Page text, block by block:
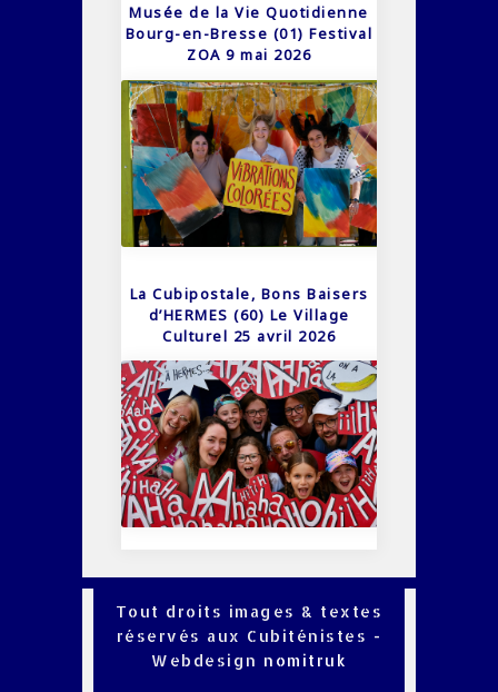
Musée de la Vie Quotidienne
Bourg-en-Bresse (01) Festival
ZOA 9 mai 2026
La Cubipostale, Bons Baisers
d’HERMES (60) Le Village
Culturel 25 avril 2026
Tout droits images & textes
réservés aux Cubiténistes -
Webdesign nomitruk